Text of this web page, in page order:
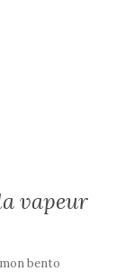
vapeur
bento